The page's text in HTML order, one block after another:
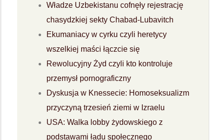
Władze Uzbekistanu cofnęły rejestrację
chasydzkiej sekty Chabad-Lubavitch
Ekumaniacy w cyrku czyli heretycy
wszelkiej maści łączcie się
Rewolucyjny Żyd czyli kto kontroluje
przemysł pornograficzny
Dyskusja w Knessecie: Homoseksualizm
przyczyną trzesień ziemi w Izraelu
USA: Walka lobby żydowskiego z
podstawami ładu społecznego